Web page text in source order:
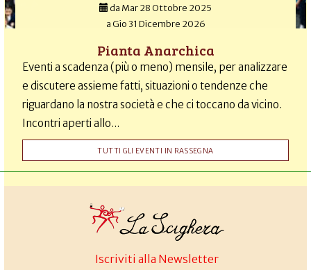
da Mar 28 Ottobre 2025
aGio 31 Dicembre 2026
Pianta Anarchica
Eventi a scadenza (più o meno) mensile, per analizzare
e discutere assieme fatti, situazioni o tendenze che
riguardano la nostra società e che ci toccano da vicino.
Incontri aperti allo...
TUTTI GLI EVENTI IN RASSEGNA
Iscriviti alla Newsletter